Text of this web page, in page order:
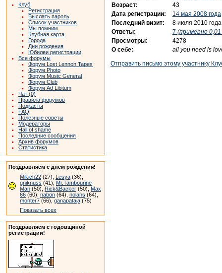
Клуб
Регистрация
Выслать пароль
Список участников
Мы помним
Клубная карта
Города
Дни рождения
Юбилеи регистрации
Все форумы
Форум Lost Lennon Tapes
Форум Photo
Форум Music General
Форум Club
Форум Ad Libitum
Чат (0)
Правила форумов
Подкасты
FAQ
Полезные советы
Модераторы
Hall of shame
Последние сообщения
Архив форумов
Статистика
Поздравляем с днем рождения!
Mikich22 (27), Lesya (36),
gniknuss (41), Mr.Tambourine
Man (50), Rick&Backer (50), Max
66 (60), nabon (64), nolans (64),
monter7 (66), ganapataja (75)
Показать всех
Поздравляем с годовщиной
регистрации!
Возраст:
43
Дата регистрации:
14 мая 2008 года
Последний визит:
8 июля 2010 года
Ответы:
7 (примерно 0,01
Просмотры:
4278
О себе:
all you need is
Отправить письмо этому участнику